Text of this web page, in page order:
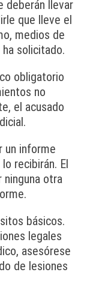
deberán llevar
que lleve el
medios de
solicitado.
obligatorio
no
el acusado
un informe
recibirán. El
otra
básicos.
legales
asesórese
de lesiones